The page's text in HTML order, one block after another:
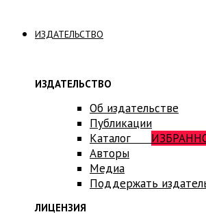
ИЗДАТЕЛЬСТВО
ИЗДАТЕЛЬСТВО
Об издательстве
Публикации
Каталог
Авторы
Медиа
Поддержать
ЛИЦЕНЗИЯ